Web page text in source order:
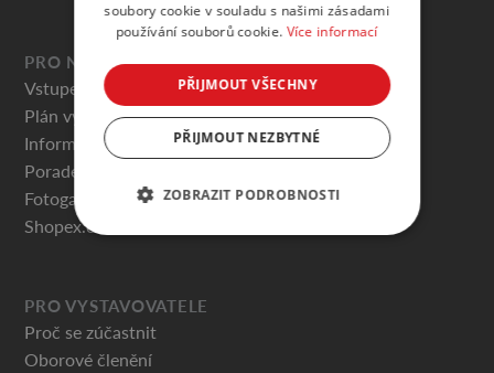
PRO NÁVŠTĚVNÍKY
Vstupenky
Plán výstaviště
Informace pro návštěvníky
Poradenská centra
Fotogalerie
Shopex.cz
PRO VYSTAVOVATELE
Proč se zúčastnit
Oborové členění
soubory cookie v souladu s našimi zásadami
používání souborů cookie. Více informací
PŘIJMOUT VŠECHNY
PŘIJMOUT NEZBYTNÉ
ZOBRAZIT PODROBNOSTI